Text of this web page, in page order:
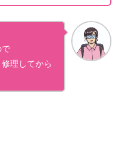
で
理してから